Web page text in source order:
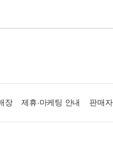
장 제휴·마케팅 안내 판매